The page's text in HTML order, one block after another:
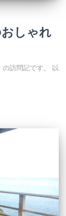
しゃれ
訪問記です。 以